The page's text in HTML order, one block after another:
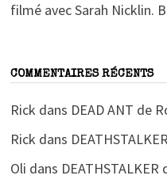
filmé avec Sarah Nicklin.
COMMENTAIRES RÉCENTS
Rick dans DEAD ANT de
Rick dans
Oli dans